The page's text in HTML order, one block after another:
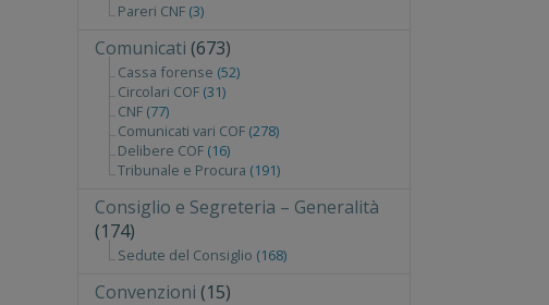
Pareri CNF (3)
Comunicati (673)
Cassa forense (52)
Circolari COF (31)
CNF (77)
Comunicati vari COF (278)
Delibere COF (16)
Tribunale e Procura (191)
Consiglio e Segreteria – Generalità
(174)
Sedute del Consiglio (168)
Convenzioni (15)